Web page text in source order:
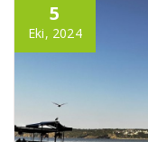
5
Eki, 2024